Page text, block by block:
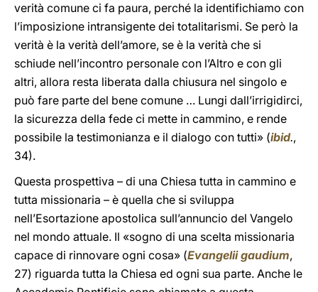
verità comune ci fa paura, perché la identifichiamo con
l’imposizione intransigente dei totalitarismi. Se però la
verità è la verità dell’amore, se è la verità che si
schiude nell’incontro personale con l’Altro e con gli
altri, allora resta liberata dalla chiusura nel singolo e
può fare parte del bene comune … Lungi dall’irrigidirci,
la sicurezza della fede ci mette in cammino, e rende
possibile la testimonianza e il dialogo con tutti» (ibid.,
34).
Questa prospettiva – di una Chiesa tutta in cammino e
tutta missionaria – è quella che si sviluppa
nell’Esortazione apostolica sull’annuncio del Vangelo
nel mondo attuale. Il «sogno di una scelta missionaria
capace di rinnovare ogni cosa» (Evangelii gaudium,
27) riguarda tutta la Chiesa ed ogni sua parte. Anche le